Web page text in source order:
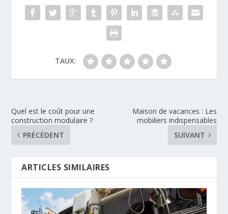
TAUX:
Quel est le coût pour une
construction modulaire ?
PRÉCÉDENT
Maison de vacances : Les
mobiliers indispensables
SUIVANT
ARTICLES SIMILAIRES